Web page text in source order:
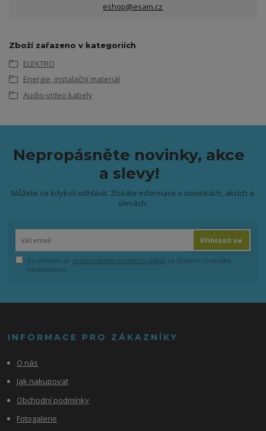
eshop@esam.cz
Zboží zařazeno v kategoriích
ELEKTRO
Energie, instalační materiál
Audio-video kabely
Nepropásněte novinky, akce
a slevy!
Můžete se kdykoli odhlásit. Získáte informace o novinkách, akcích a
slevách.
Přihlásit se
Souhlasím se zpracováním osobních údajů za účelem rozesílky
newsletteru.
INFORMACE PRO ZÁKAZNÍKY
O nás
Jak nakupovat
Obchodní podmínky
Fotogalerie